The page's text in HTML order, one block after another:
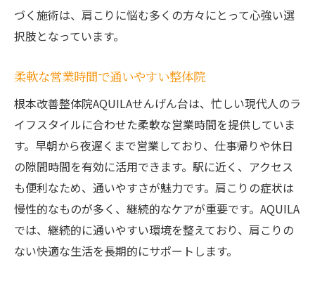
づく施術は、肩こりに悩む多くの方々にとって心強い選
択肢となっています。
柔軟な営業時間で通いやすい整体院
根本改善整体院AQUILAせんげん台は、忙しい現代人のラ
イフスタイルに合わせた柔軟な営業時間を提供していま
す。早朝から夜遅くまで営業しており、仕事帰りや休日
の隙間時間を有効に活用できます。駅に近く、アクセス
も便利なため、通いやすさが魅力です。肩こりの症状は
慢性的なものが多く、継続的なケアが重要です。AQUILA
では、継続的に通いやすい環境を整えており、肩こりの
ない快適な生活を長期的にサポートします。